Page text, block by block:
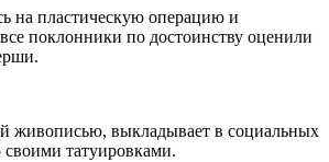
на пластическую операцию и
поклонники по достоинству оценили
живописью, выкладывает в социальных
своими татуировками.